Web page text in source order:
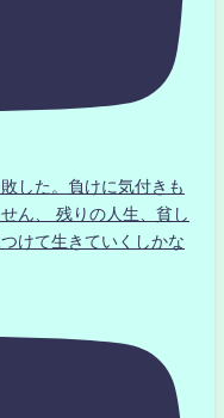
した。負けに気付きも
ん、 残りの人生、貧し
けて生きていくしかな